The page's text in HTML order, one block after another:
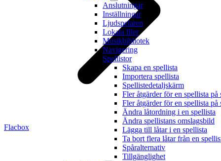
Anslutningar
Inställningar
Ljudspelaren
Lokala filer
Musikbibliotek
Navigering
Spellistor
Skapa en spellista
Importera spellista
Spellistedetaljskärm
Fler åtgärder för en spellista på
Fler åtgärder för en spellista på
Ändra låtordning i en spellista
Ändra spellistans omslagsbild
Lägga till låtar i en spellista
Ta bort flera låtar från en
Spåralternativ
Tillgänglighet
Flacbox